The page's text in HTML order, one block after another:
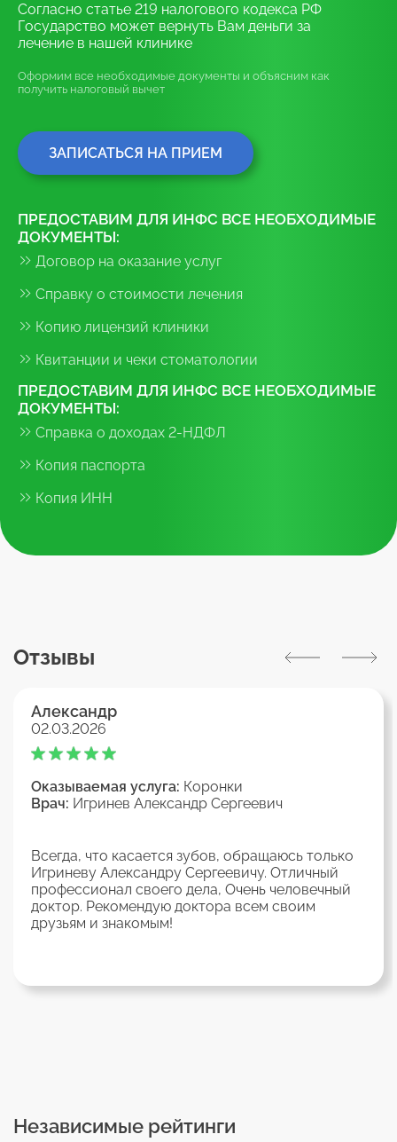
Согласно статье 219 налогового кодекса РФ
Государство может вернуть Вам деньги за
лечение в нашей клинике
Оформим все необходимые документы и объясним как
получить налоговый вычет
ЗАПИСАТЬСЯ НА ПРИЕМ
ПРЕДОСТАВИМ ДЛЯ ИНФС ВСЕ НЕОБХОДИМЫЕ
ДОКУМЕНТЫ:
Договор на оказание услуг
Справку о стоимости лечения
Копию лицензий клиники
Квитанции и чеки стоматологии
ПРЕДОСТАВИМ ДЛЯ ИНФС ВСЕ НЕОБХОДИМЫЕ
ДОКУМЕНТЫ:
Справка о доходах 2-НДФЛ
Копия паспорта
Копия ИНН
Отзывы
Александр
02.03.2026
Оказываемая услуга: Коронки
Врач: Игринев Александр Сергеевич
Всегда, что касается зубов, обращаюсь только
Игриневу Александру Сергеевичу. Отличный
профессионал своего дела, Очень человечный
доктор. Рекомендую доктора всем своим
друзьям и знакомым!
Независимые рейтинги